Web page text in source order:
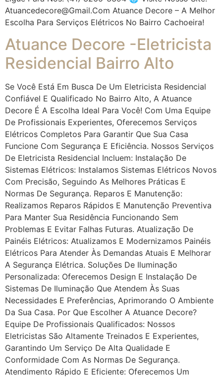
Atuancedecore@gmail.com Atuance Decore – A Melhor
Escolha Para Serviços Elétricos No Bairro Cachoeira!
Atuance Decore -Eletricista
Residencial Bairro Alto
Se Você Está Em Busca De Um Eletricista Residencial
Confiável E Qualificado No Bairro Alto, A Atuance
Decore É A Escolha Ideal Para Você! Com Uma Equipe
De Profissionais Experientes, Oferecemos Serviços
Elétricos Completos Para Garantir Que Sua Casa
Funcione Com Segurança E Eficiência. Nossos Serviços
De Eletricista Residencial Incluem: Instalação De
Sistemas Elétricos: Instalamos Sistemas Elétricos Novos
Com Precisão, Seguindo As Melhores Práticas E
Normas De Segurança. Reparos E Manutenção:
Realizamos Reparos Rápidos E Manutenção Preventiva
Para Manter Sua Residência Funcionando Sem
Problemas E Evitar Falhas Futuras. Atualização De
Painéis Elétricos: Atualizamos E Modernizamos Painéis
Elétricos Para Atender Às Demandas Atuais E Melhorar
A Segurança Elétrica. Soluções De Iluminação
Personalizada: Oferecemos Design E Instalação De
Sistemas De Iluminação Que Atendem Às Suas
Necessidades E Preferências, Aprimorando O Ambiente
Da Sua Casa. Por Que Escolher A Atuance Decore?
Equipe De Profissionais Qualificados: Nossos
Eletricistas São Altamente Treinados E Experientes,
Garantindo Um Serviço De Alta Qualidade E
Conformidade Com As Normas De Segurança.
Atendimento Rápido E Eficiente: Oferecemos Um